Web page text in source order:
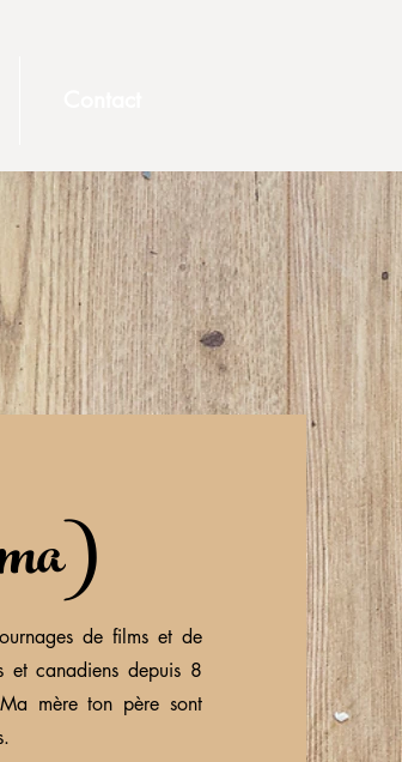
de films et de
et canadiens depuis 8
mère ton père sont